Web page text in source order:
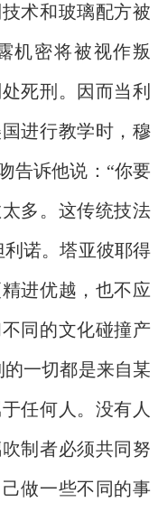
术和玻璃配方被
机密将被视作叛
死刑。因而当利
进行教学时，穆
告诉他说：“你要
多。这传统技法
诺。塔亚彼耶得
进优越，也不应
同的文化碰撞产
一切都是来自某
任何人。没有人
制者必须共同努
做一些不同的事